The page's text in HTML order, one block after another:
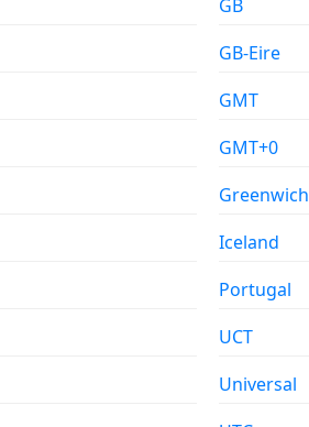
GB
GB-Eire
GMT
GMT+0
Greenwich
Iceland
Portugal
UCT
Universal